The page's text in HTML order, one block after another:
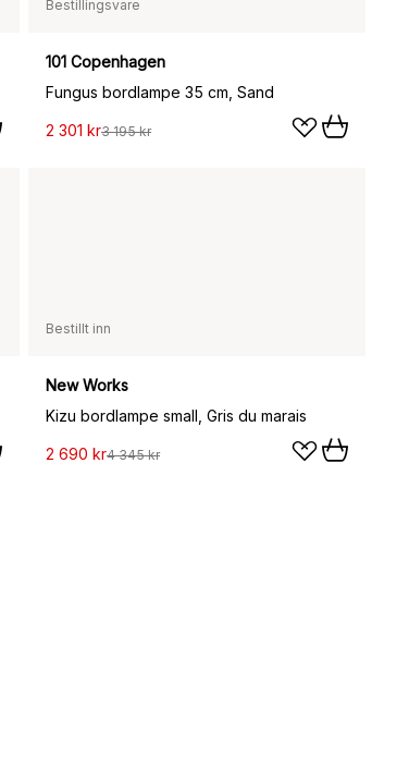
Bestillingsvare
101 Copenhagen
Fungus bordlampe 35 cm, Sand
2 301 kr3 195 kr
Bestillt inn
New Works
Kizu bordlampe small, Gris du marais
2 690 kr4 345 kr